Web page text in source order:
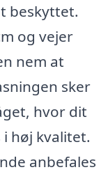
beskyttet.
og vejer
nem at
sker
hvor dit
høj kvalitet.
anbefales